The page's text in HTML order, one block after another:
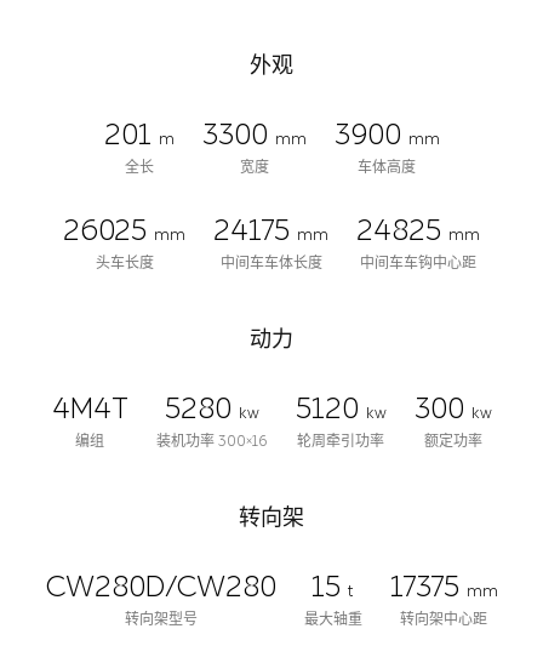
外观
201 m
全长
3300 mm
宽度
3900 mm
车体高度
26025 mm
头车长度
24175 mm
中间车车体长度
24825 mm
中间车车钩中心距
动力
4M4T
编组
5280
kw
装机功率 300×16
5120
kw
轮周牵引功率
300
kw
额定功率
转向架
CW280D/CW280
转向架型号
15 t
最大轴重
17375 mm
转向架中心距